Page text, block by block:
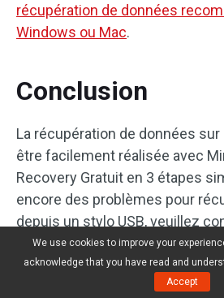
récupération de données
Windows ou Mac.
Conclusion
La récupération de données
être facilement réalisée avec
Recovery Gratuit en 3 étapes
encore des problèmes pour
depuis un stylo USB, veuillez
support@minitool.com.
We use cookies to improve your
acknowledge that you have read and
Accept